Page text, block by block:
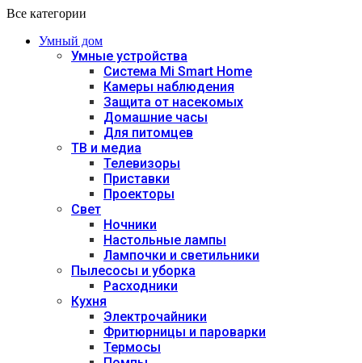
Все категории
Умный дом
Умные устройства
Система Mi Smart Home
Камеры наблюдения
Защита от насекомых
Домашние часы
Для питомцев
ТВ и медиа
Телевизоры
Приставки
Проекторы
Свет
Ночники
Настольные лампы
Лампочки и светильники
Пылесосы и уборка
Расходники
Кухня
Электрочайники
Фритюрницы и пароварки
Термосы